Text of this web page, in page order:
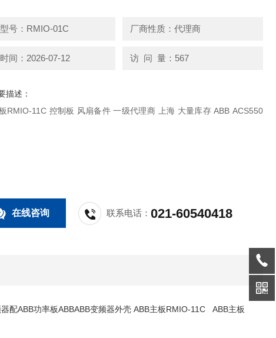
号：RMIO-01C 厂商性质：代理商
间：2026-07-12 访 问 量：567
描述：
扇备件 一级代理商 上海 大量库存 ABB ACS550
在线咨询 联系电话：021-60540418
配ABB功率板ABBABB变频器外壳 ABB主板RMIO-11C ABB主板